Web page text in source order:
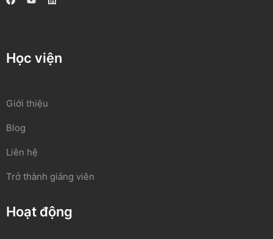
Học viện
Giới thiệu
Blog
Liên hệ
Trở thành giảng viên
Hoạt động